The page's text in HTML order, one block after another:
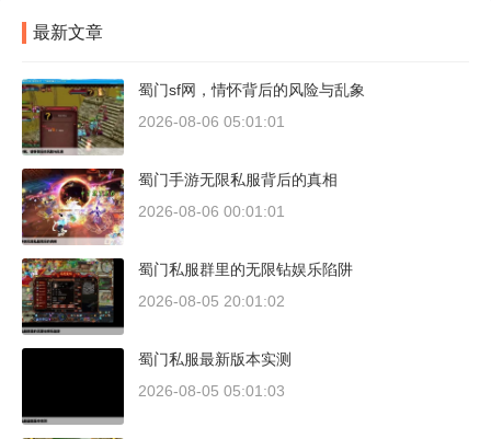
最新文章
蜀门sf网，情怀背后的风险与乱象
2026-08-06 05:01:01
蜀门手游无限私服背后的真相
2026-08-06 00:01:01
蜀门私服群里的无限钻娱乐陷阱
2026-08-05 20:01:02
蜀门私服最新版本实测
2026-08-05 05:01:03